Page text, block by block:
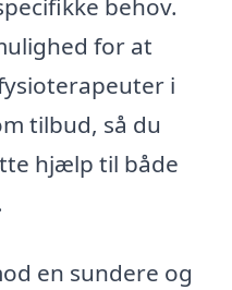
behov.
for at
i
tilbud, så du
hjælp til både
en sundere og